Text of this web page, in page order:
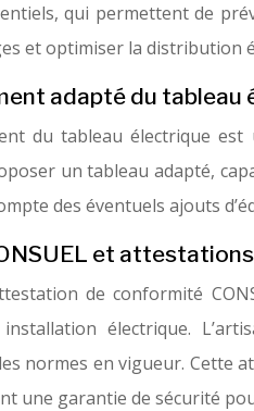
qui permettent de
et optimiser la distribution
adapté du tableau
du tableau électrique
un tableau adapté,
des éventuels ajouts
et
de conformité
installation électrique.
normes en vigueur. Cette
une garantie de sécurité